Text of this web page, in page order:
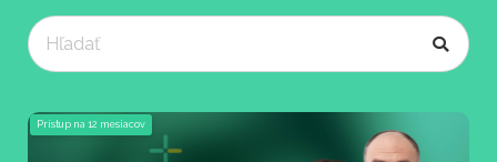
Prístup na 12 mesiacov